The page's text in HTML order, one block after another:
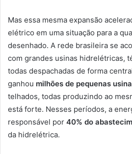
Mas essa mesma expansão
elétrico em uma situação para a
desenhado. A rede brasileira se
com grandes usinas hidrelétricas,
todas despachadas de forma
ganhou milhões de pequenas
telhados, todas produzindo ao
está forte. Nesses períodos, a
responsável por 40% do
da hidrelétrica.